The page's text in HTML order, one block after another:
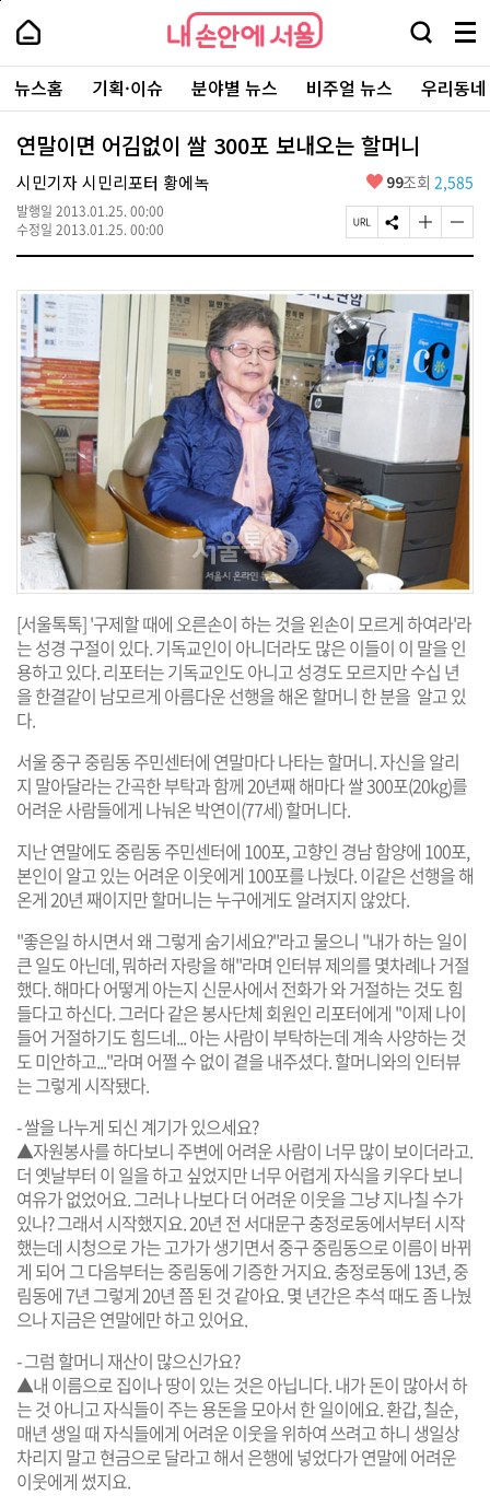
본
로
가
내
손
안
에
서
울
-
서
울
시
대
표
소
포
털
내
손
에
울
검
창
열
기
메
뉴
전
체
보
주
요
서
뉴스홈 기획·이슈 분야별 뉴스 비주얼 뉴스 우리동
연말이면 어김없이 쌀 300포 보내오는 할머니
시민기자 시민리포터 황에녹
발행일 2013.01.25. 00:00
수정일 2013.01.25. 00:00
좋
요
99조회 2,585
페
이
U
R
L
복
사
S
N
공
유
기
글
자
기
게
변
경
하
기
글
자
기
작
게
변
경
하
기
[서울톡톡] '구제할 때에 오른손이 하는 것을 왼손이 모르게 하여라'라
는 성경 구절이 있다. 기독교인이 아니더라도 많은 이들이 이 말을 인
용하고 있다. 리포터는 기독교인도 아니고 성경도 모르지만 수십 년
을 한결같이 남모르게 아름다운 선행을 해온 할머니 한 분을 알고 있
다.
서울 중구 중림동 주민센터에 연말마다 나타는 할머니. 자신을 알리
지 말아달라는 간곡한 부탁과 함께 20년째 해마다 쌀 300포(20kg)를
어려운 사람들에게 나눠온 박연이(77세) 할머니다.
지난 연말에도 중림동 주민센터에 100포, 고향인 경남 함양에 100포,
본인이 알고 있는 어려운 이웃에게 100포를 나눴다. 이같은 선행을 해
온게 20년 째이지만 할머니는 누구에게도 알려지지 않았다.
"좋은일 하시면서 왜 그렇게 숨기세요?"라고 물으니 "내가 하는 일이
큰 일도 아닌데, 뭐하러 자랑을 해"라며 인터뷰 제의를 몇차례나 거절
했다. 해마다 어떻게 아는지 신문사에서 전화가 와 거절하는 것도 힘
들다고 하신다. 그러다 같은 봉사단체 회원인 리포터에게 "이제 나이
들어 거절하기도 힘드네... 아는 사람이 부탁하는데 계속 사양하는 것
도 미안하고..."라며 어쩔 수 없이 곁을 내주셨다. 할머니와의 인터뷰
는 그렇게 시작됐다.
- 쌀을 나누게 되신 계기가 있으세요?
▲자원봉사를 하다보니 주변에 어려운 사람이 너무 많이 보이더라고.
더 옛날부터 이 일을 하고 싶었지만 너무 어렵게 자식을 키우다 보니
여유가 없었어요. 그러나 나보다 더 어려운 이웃을 그냥 지나칠 수가
있나? 그래서 시작했지요. 20년 전 서대문구 충정로동에서부터 시작
했는데 시청으로 가는 고가가 생기면서 중구 중림동으로 이름이 바뀌
게 되어 그 다음부터는 중림동에 기증한 거지요. 충정로동에 13년, 중
림동에 7년 그렇게 20년 쯤 된 것 같아요. 몇 년간은 추석 때도 좀 나눴
으나 지금은 연말에만 하고 있어요.
- 그럼 할머니 재산이 많으신가요?
▲내 이름으로 집이나 땅이 있는 것은 아닙니다. 내가 돈이 많아서 하
는 것 아니고 자식들이 주는 용돈을 모아서 한 일이에요. 환갑, 칠순,
매년 생일 때 자식들에게 어려운 이웃을 위하여 쓰려고 하니 생일상
차리지 말고 현금으로 달라고 해서 은행에 넣었다가 연말에 어려운
이웃에게 썼지요.
페
상
단
로